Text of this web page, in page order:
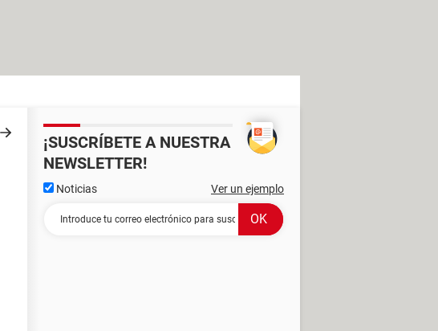
¡SUSCRÍBETE A NUESTRA
NEWSLETTER!
Noticias Ver un ejemplo